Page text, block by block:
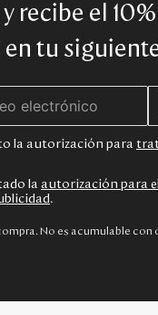
recibe el
en tu
la autorización para
la autorización para
.
No es acumulable